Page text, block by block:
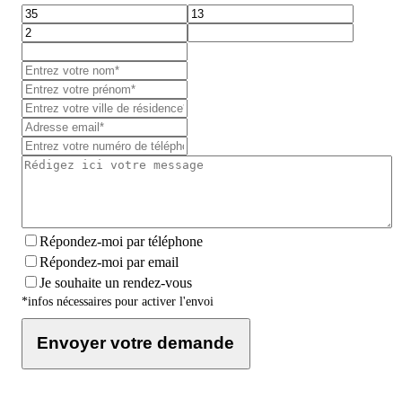
Répondez-moi par téléphone
Répondez-moi par email
Je souhaite un rendez-vous
*infos nécessaires pour activer l'envoi
Envoyer votre demande